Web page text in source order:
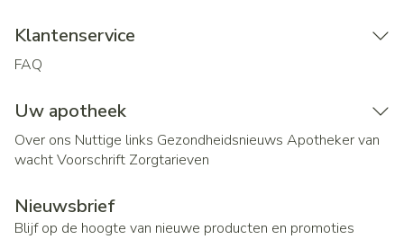
Klantenservice
FAQ
Uw apotheek
Over ons Nuttige links Gezondheidsnieuws Apotheker van
wachtVoorschrift Zorgtarieven
Nieuwsbrief
Blijf op de hoogte van nieuwe producten en promoties